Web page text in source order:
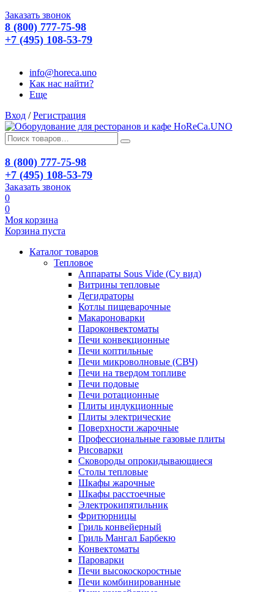
Заказать звонок
8 (800) 777-75-98
+7 (495) 108-53-79
info@horeca.uno
Как нас найти?
Еще
Вход / Регистрация
8 (800) 777-75-98
+7 (495) 108-53-79
Заказать звонок
0
0
Моя корзина
Корзина пуста
Каталог товаров
Тепловое
Аппараты Sous Vide (Су вид)
Витрины тепловые
Дегидраторы
Котлы пищеварочные
Макароноварки
Пароконвектоматы
Печи конвекционные
Печи коптильные
Печи микроволновые (СВЧ)
Печи на твердом топливе
Печи подовые
Печи ротационные
Плиты индукционные
Плиты электрические
Поверхности жарочные
Профессиональные газовые плиты
Рисоварки
Сковороды опрокидывающиеся
Столы тепловые
Шкафы жарочные
Шкафы расстоечные
Электрокипятильник
Фритюрницы
Гриль конвейерный
Гриль Мангал Барбекю
Конвектоматы
Пароварки
Печи высокоскоростные
Печи комбинированные